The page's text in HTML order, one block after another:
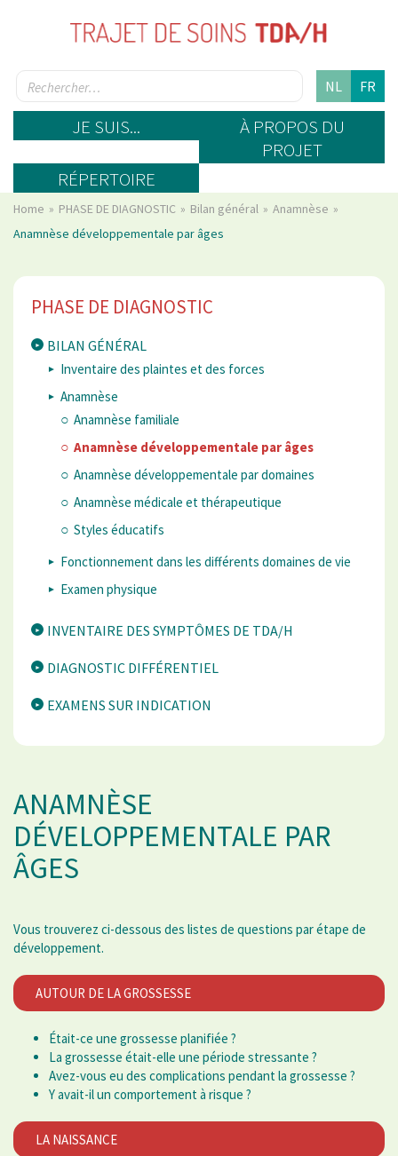
NL FR
JE SUIS...
À PROPOS DU
PROJET
RÉPERTOIRE
Home PHASE DE DIAGNOSTIC Bilan général
Anamnèse
Anamnèse développementale par âges
PHASE DE DIAGNOSTIC
BILAN GÉNÉRAL
Inventaire des plaintes et des forces
Anamnèse
Anamnèse familiale
Anamnèse développementale par âges
Anamnèse développementale par domaines
Anamnèse médicale et thérapeutique
Styles éducatifs
Fonctionnement dans les différents domaines de vie
Examen physique
INVENTAIRE DES SYMPTÔMES DE TDA/H
DIAGNOSTIC DIFFÉRENTIEL
EXAMENS SUR INDICATION
ANAMNÈSE
DÉVELOPPEMENTALE PAR
ÂGES
Vous trouverez ci-dessous des listes de questions par étape de
développement.
AUTOUR DE LA GROSSESSE
Était-ce une grossesse planifiée ?
La grossesse était-elle une période stressante ?
Avez-vous eu des complications pendant la grossesse ?
Y avait-il un comportement à risque ?
LA NAISSANCE